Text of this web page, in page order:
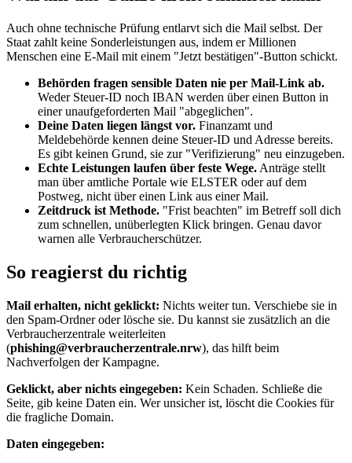
Auch ohne technische Prüfung entlarvt sich die Mail selbst. Der
Staat zahlt keine Sonderleistungen aus, indem er Millionen
Menschen eine E-Mail mit einem "Jetzt bestätigen"-Button schickt.
Behörden fragen sensible Daten nie per Mail-Link ab.
Weder Steuer-ID noch IBAN werden über einen Button in
einer unaufgeforderten Mail "abgeglichen".
Deine Daten liegen längst vor. Finanzamt und
Meldebehörde kennen deine Steuer-ID und Adresse bereits.
Es gibt keinen Grund, sie zur "Verifizierung" neu einzugeben.
Echte Leistungen laufen über feste Wege. Anträge stellt
man über amtliche Portale wie ELSTER oder auf dem
Postweg, nicht über einen Link aus einer Mail.
Zeitdruck ist Methode. "Frist beachten" im Betreff soll dich
zum schnellen, unüberlegten Klick bringen. Genau davor
warnen alle Verbraucherschützer.
So reagierst du richtig
Mail erhalten, nicht geklickt: Nichts weiter tun. Verschiebe sie in
den Spam-Ordner oder lösche sie. Du kannst sie zusätzlich an die
Verbraucherzentrale weiterleiten
(phishing@verbraucherzentrale.nrw), das hilft beim
Nachverfolgen der Kampagne.
Geklickt, aber nichts eingegeben: Kein Schaden. Schließe die
Seite, gib keine Daten ein. Wer unsicher ist, löscht die Cookies für
die fragliche Domain.
Daten eingegeben: